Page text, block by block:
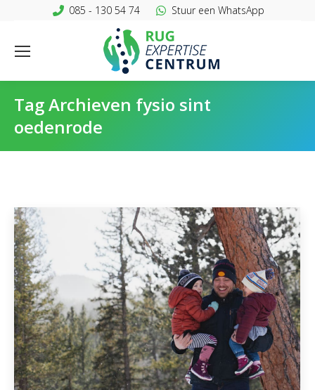
085 - 130 54 74 Stuur een WhatsApp
Tag Archieven fysio sint
oedenrode